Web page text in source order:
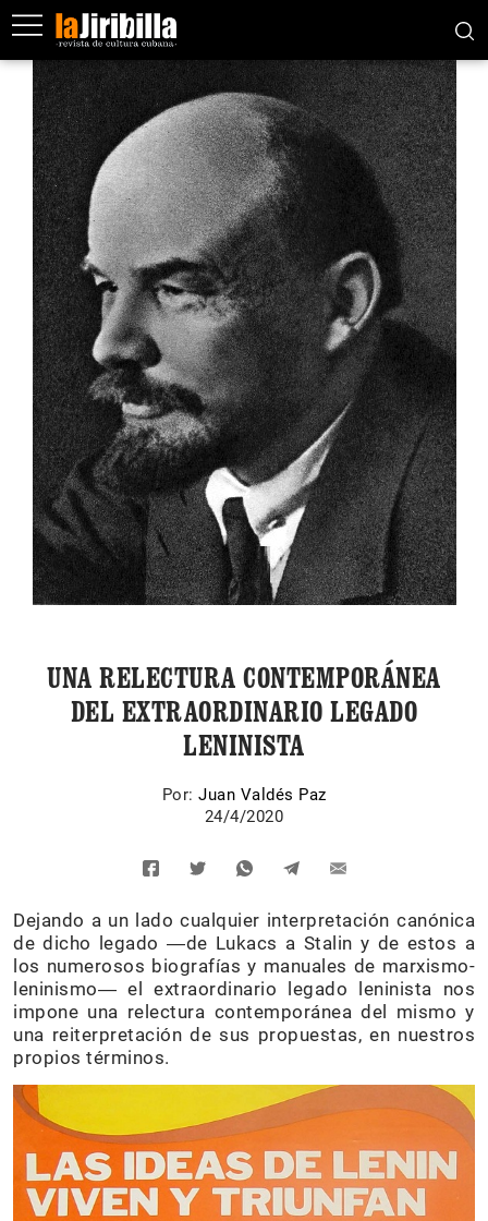
UNA RELECTURA CONTEMPORÁNEA
DEL EXTRAORDINARIO LEGADO
LENINISTA
Por: Juan Valdés Paz
24/4/2020
Dejando a un lado cualquier interpretación canónica
de dicho legado ―de Lukacs a Stalin y de estos a
los numerosos biografías y manuales de marxismo-
leninismo― el extraordinario legado leninista nos
impone una relectura contemporánea del mismo y
una reiterpretación de sus propuestas, en nuestros
propios términos.